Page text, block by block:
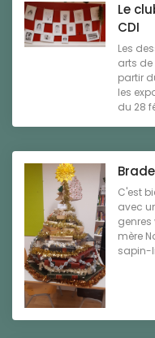
Le
CDI
Les
arts de
partir
les
du 28
C'est
avec
mère
sapin-